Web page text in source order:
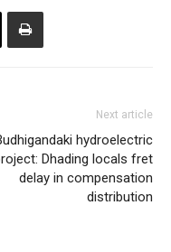
Next article
hydroelectric
Dhading locals fret
delay in compensation
distribution